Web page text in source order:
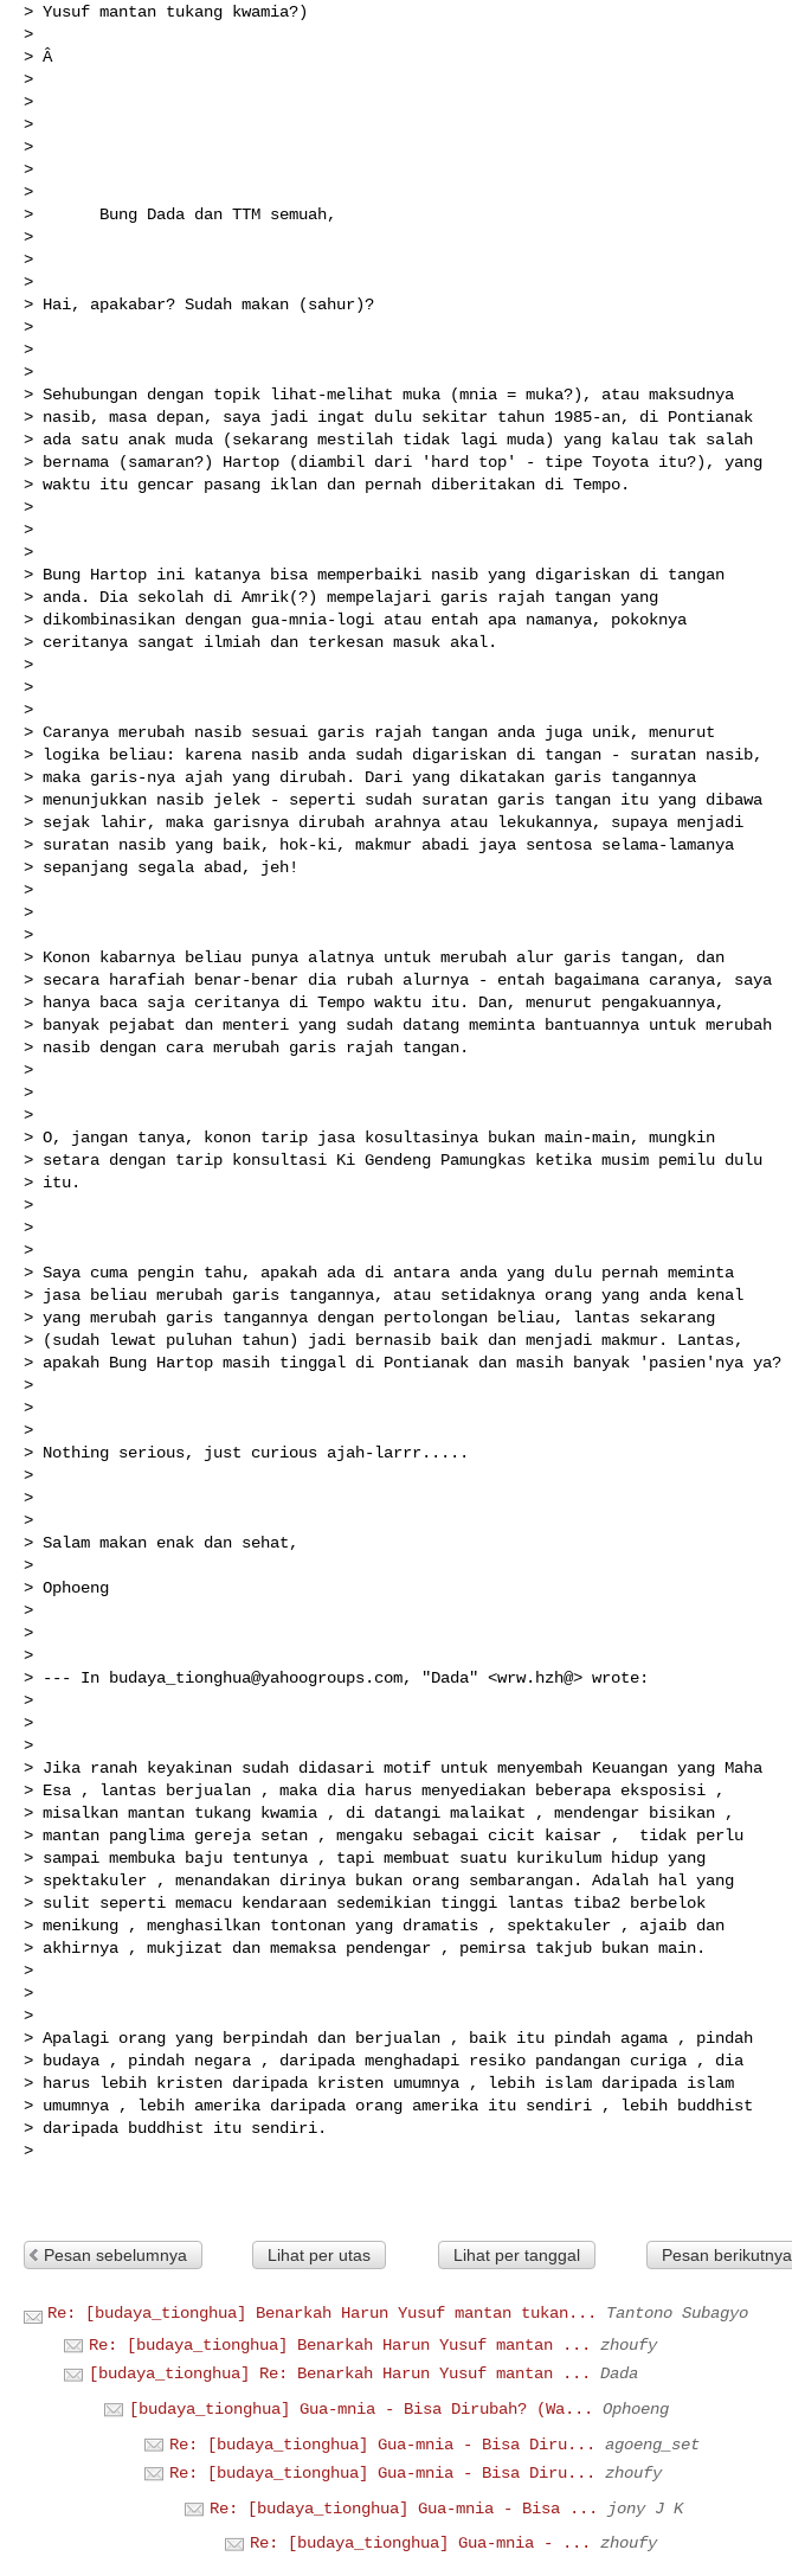
> Yusuf mantan tukang kwamia?)
>
> Â
>
>
>
>
>
>
>       Bung Dada dan TTM semuah,
>
>
>
> Hai, apakabar? Sudah makan (sahur)?
>
>
>
> Sehubungan dengan topik lihat-melihat muka (mnia = muka?), atau maksudnya
> nasib, masa depan, saya jadi ingat dulu sekitar tahun 1985-an, di Pontianak
> ada satu anak muda (sekarang mestilah tidak lagi muda) yang kalau tak salah
> bernama (samaran?) Hartop (diambil dari 'hard top' - tipe Toyota itu?), yang
> waktu itu gencar pasang iklan dan pernah diberitakan di Tempo.
>
>
>
> Bung Hartop ini katanya bisa memperbaiki nasib yang digariskan di tangan
> anda. Dia sekolah di Amrik(?) mempelajari garis rajah tangan yang
> dikombinasikan dengan gua-mnia-logi atau entah apa namanya, pokoknya
> ceritanya sangat ilmiah dan terkesan masuk akal.
>
>
>
> Caranya merubah nasib sesuai garis rajah tangan anda juga unik, menurut
> logika beliau: karena nasib anda sudah digariskan di tangan - suratan nasib,
> maka garis-nya ajah yang dirubah. Dari yang dikatakan garis tangannya
> menunjukkan nasib jelek - seperti sudah suratan garis tangan itu yang dibawa
> sejak lahir, maka garisnya dirubah arahnya atau lekukannya, supaya menjadi
> suratan nasib yang baik, hok-ki, makmur abadi jaya sentosa selama-lamanya
> sepanjang segala abad, jeh!
>
>
>
> Konon kabarnya beliau punya alatnya untuk merubah alur garis tangan, dan
> secara harafiah benar-benar dia rubah alurnya - entah bagaimana caranya, saya
> hanya baca saja ceritanya di Tempo waktu itu. Dan, menurut pengakuannya,
> banyak pejabat dan menteri yang sudah datang meminta bantuannya untuk merubah
> nasib dengan cara merubah garis rajah tangan.
>
>
>
> O, jangan tanya, konon tarip jasa kosultasinya bukan main-main, mungkin
> setara dengan tarip konsultasi Ki Gendeng Pamungkas ketika musim pemilu dulu
> itu.
>
>
>
> Saya cuma pengin tahu, apakah ada di antara anda yang dulu pernah meminta
> jasa beliau merubah garis tangannya, atau setidaknya orang yang anda kenal
> yang merubah garis tangannya dengan pertolongan beliau, lantas sekarang
> (sudah lewat puluhan tahun) jadi bernasib baik dan menjadi makmur. Lantas,
> apakah Bung Hartop masih tinggal di Pontianak dan masih banyak 'pasien'nya ya?
>
>
>
> Nothing serious, just curious ajah-larrr.....
>
>
>
> Salam makan enak dan sehat,
>
> Ophoeng
>
>
>
> --- In
budaya_tionghua@yahoogroups.com, "Dada" <wrw.hzh@> wrote:
>
>
>
> Jika ranah keyakinan sudah didasari motif untuk menyembah Keuangan yang Maha
> Esa , lantas berjualan , maka dia harus menyediakan beberapa eksposisi ,
> misalkan mantan tukang kwamia , di datangi malaikat , mendengar bisikan ,
> mantan panglima gereja setan , mengaku sebagai cicit kaisar ,  tidak perlu
> sampai membuka baju tentunya , tapi membuat suatu kurikulum hidup yang
> spektakuler , menandakan dirinya bukan orang sembarangan. Adalah hal yang
> sulit seperti memacu kendaraan sedemikian tinggi lantas tiba2 berbelok
> menikung , menghasilkan tontonan yang dramatis , spektakuler , ajaib dan
> akhirnya , mukjizat dan memaksa pendengar , pemirsa takjub bukan main.
>
>
>
> Apalagi orang yang berpindah dan berjualan , baik itu pindah agama , pindah
> budaya , pindah negara , daripada menghadapi resiko pandangan curiga , dia
> harus lebih kristen daripada kristen umumnya , lebih islam daripada islam
> umumnya , lebih amerika daripada orang amerika itu sendiri , lebih buddhist
> daripada buddhist itu sendiri.
>
Pesan sebelumnya Lihat per utas Lihat per tanggal Pesan berikutnya
Re: [budaya_tionghua] Benarkah Harun Yusuf mantan tukan...
Tantono Subagyo
Re: [budaya_tionghua] Benarkah Harun Yusuf mantan ...
zhoufy
[budaya_tionghua] Re: Benarkah Harun Yusuf mantan ...
Dada
[budaya_tionghua] Gua-mnia - Bisa Dirubah? (Wa...
Ophoeng
Re: [budaya_tionghua] Gua-mnia - Bisa Diru...
agoeng_set
Re: [budaya_tionghua] Gua-mnia - Bisa Diru...
zhoufy
Re: [budaya_tionghua] Gua-mnia - Bisa ...
jony J K
Re: [budaya_tionghua] Gua-mnia - ...
zhoufy